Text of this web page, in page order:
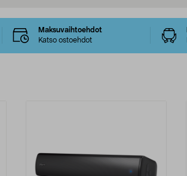
Maksuvaihtoehdot
Katso ostoehdot